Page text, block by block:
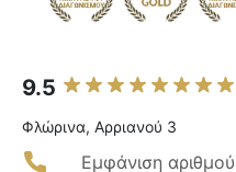
9.5
Φλώρινα, Αρριανού 3
Εμφάνιση